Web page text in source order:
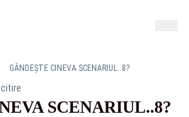
GÂNDEȘTE CINEVA SCENARIUL..8?
SCENARIUL..8?